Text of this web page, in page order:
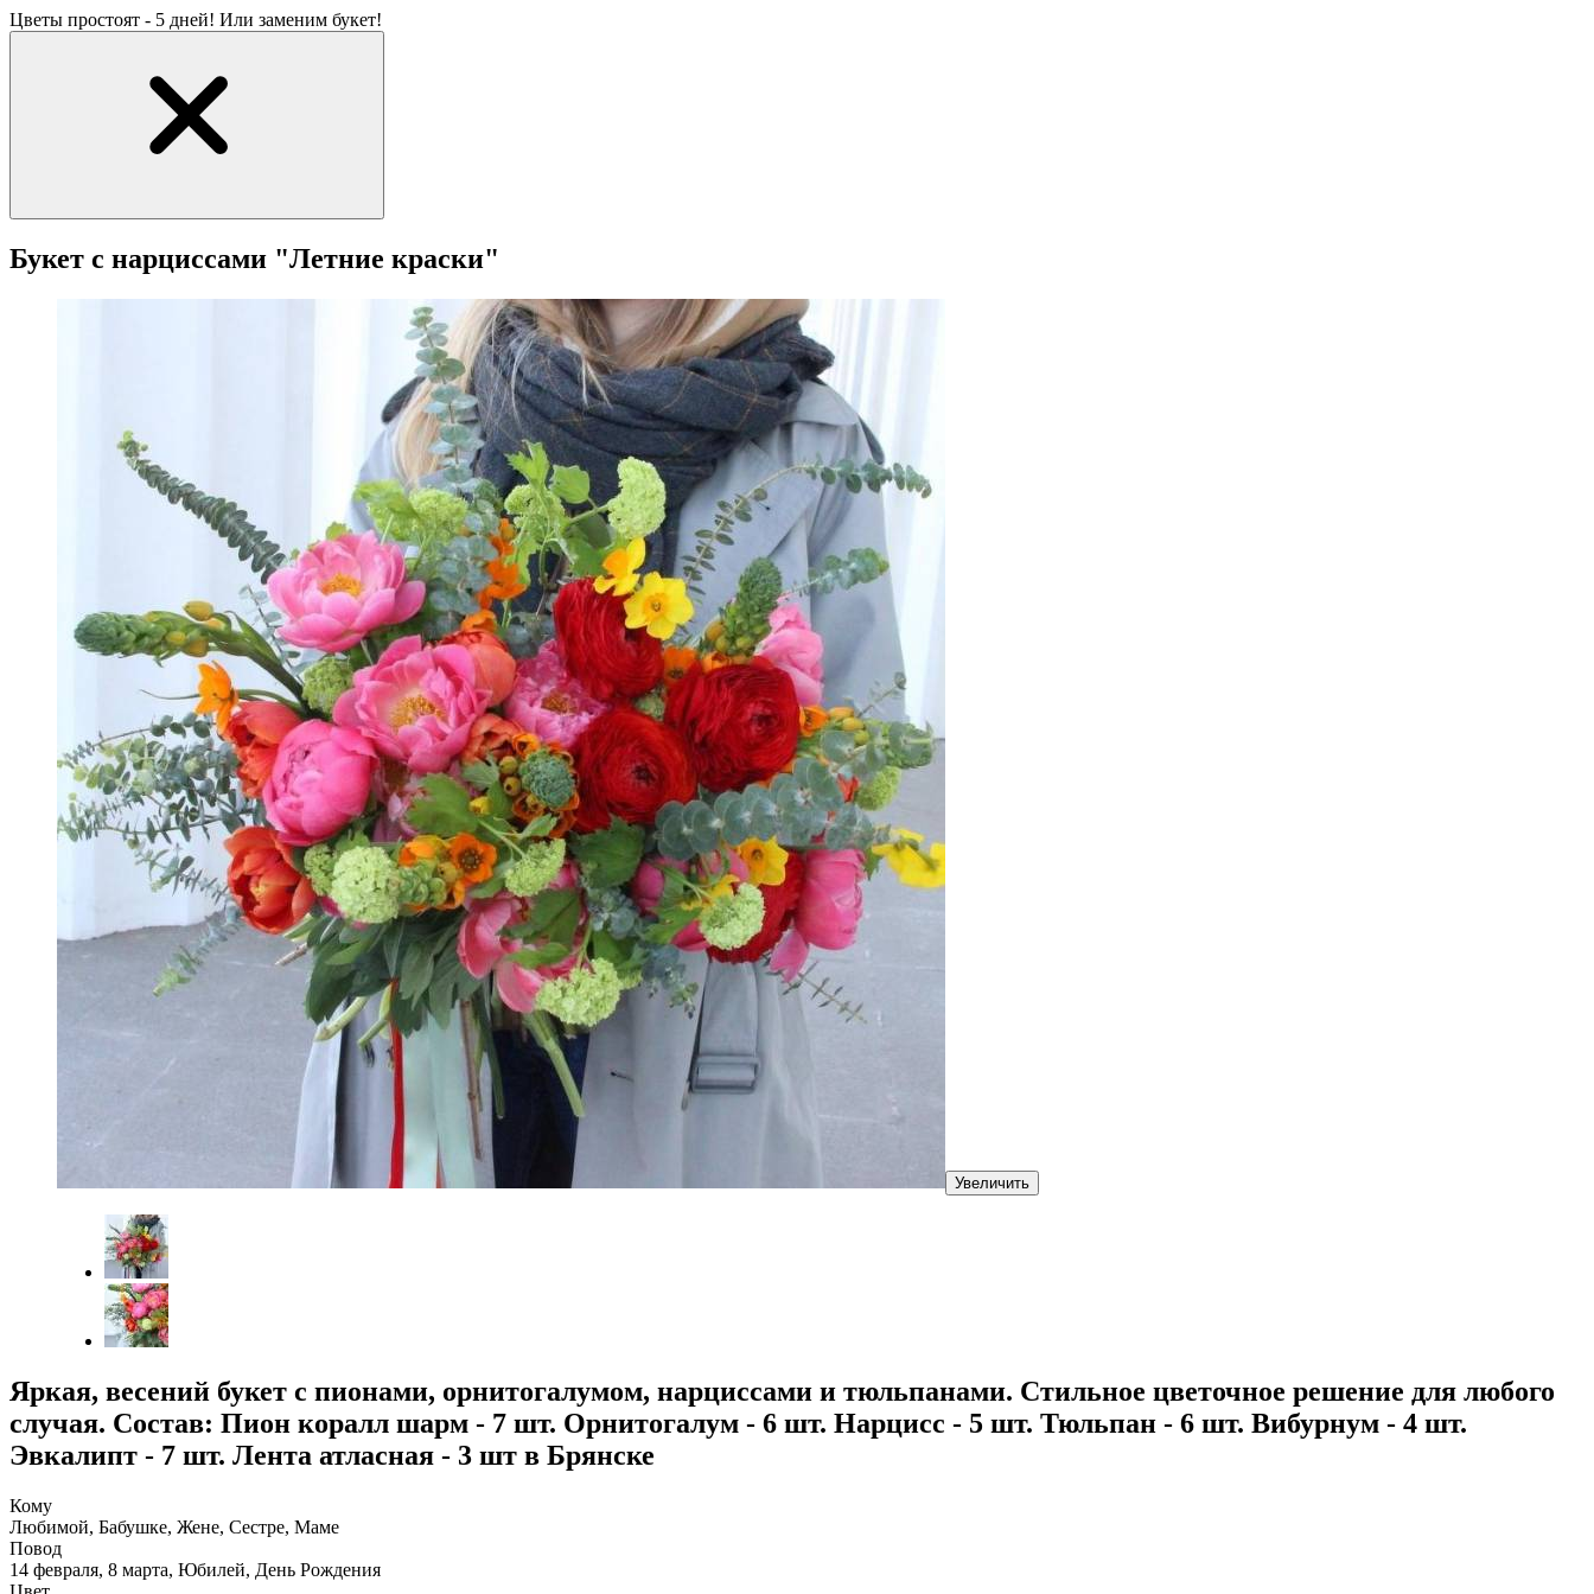
Цветы простоят - 5 дней! Или заменим букет!
Букет с нарциссами "Летние краски"
Увеличить
Яркая, весений букет с пионами, орнитогалумом, нарциссами и тюльпанами. Стильное цветочное решение для любого
случая. Состав: Пион коралл шарм - 7 шт. Орнитогалум - 6 шт. Нарцисс - 5 шт. Тюльпан - 6 шт. Вибурнум - 4 шт.
Эвкалипт - 7 шт. Лента атласная - 3 шт в Брянске
Кому
Любимой, Бабушке, Жене, Сестре, Маме
Повод
14 февраля, 8 марта, Юбилей, День Рождения